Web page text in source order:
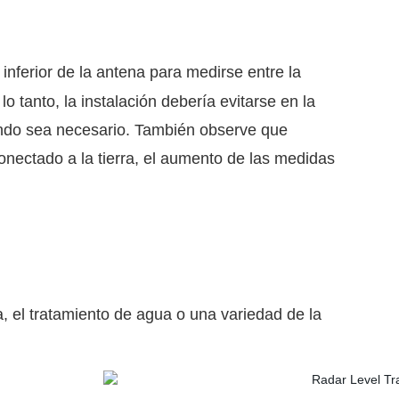
de la antena para medirse entre la
tanto, la instalación debería evitarse en la
sea necesario. También observe que
a la tierra, el aumento de las medidas
el tratamiento de agua o una variedad de la